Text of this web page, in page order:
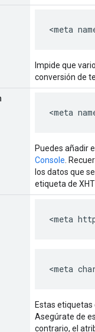
<meta
Impide que
conversión de
<meta
Puedes añadir
Console .
los datos que
etiqueta de
<meta
<meta
Estas
Asegúrate de
contrario, el